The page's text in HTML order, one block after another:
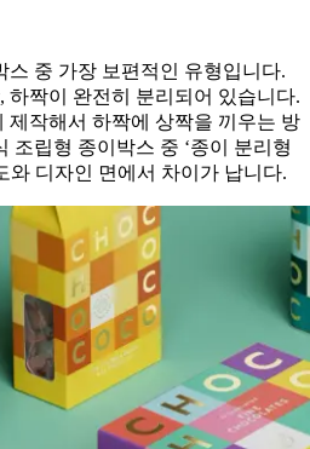
스 중 가장 보편적인 유형입니다.
하짝이 완전히 분리되어 있습니다.
제작해서 하짝에 상짝을 끼우는 방
조립형 종이박스 중 ‘종이 분리형
와 디자인 면에서 차이가 납니다.